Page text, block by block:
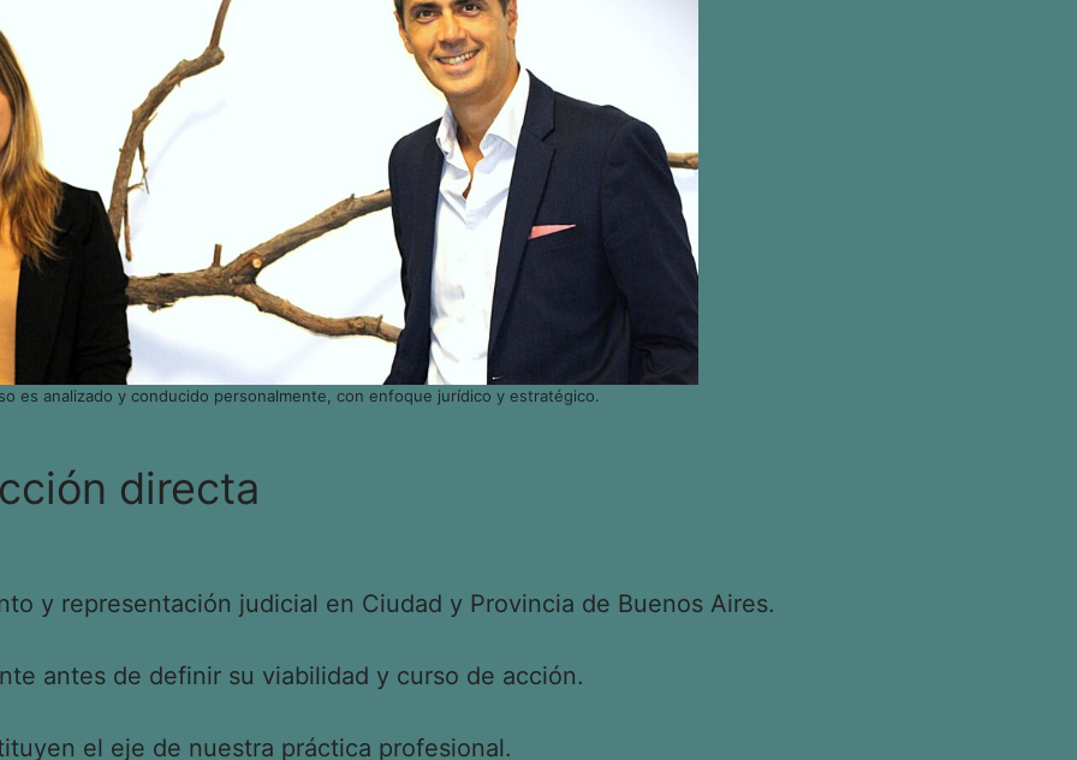
es analizado y conducido personalmente, con enfoque jurídico y estratégico.
directa
y representación judicial en Ciudad y Provincia de Buenos Aires.
antes de definir su viabilidad y curso de acción.
el eje de nuestra práctica profesional.